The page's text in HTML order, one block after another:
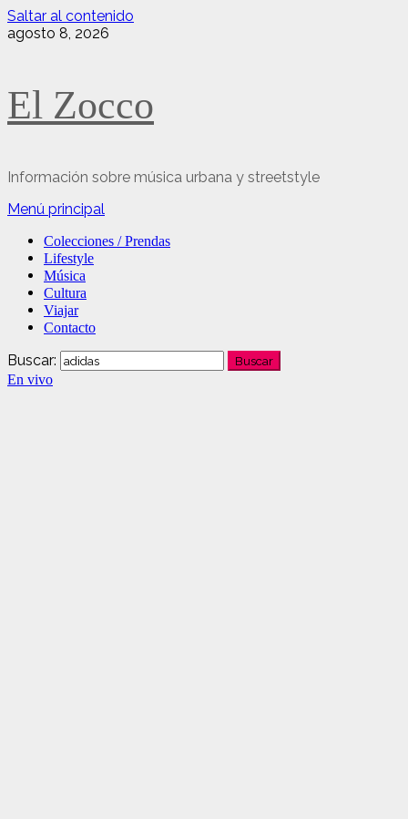
Saltar al contenido
agosto 8, 2026
El Zocco
Información sobre música urbana y streetstyle
Menú principal
Colecciones / Prendas
Lifestyle
Música
Cultura
Viajar
Contacto
Buscar:
En vivo